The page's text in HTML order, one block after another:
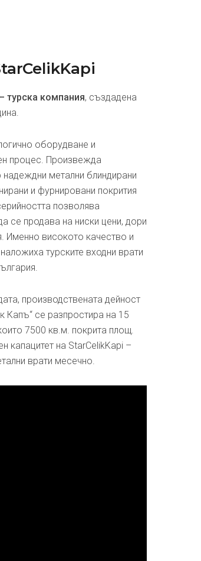
турска компания, създадена
оборудване и
процес. Произвежда
надеждни метални блиндирани
и фурнировани покрития
позволява
се продава на ниски цени, дори
Именно високото качество и
турските входни врати
производствената дейност
Капъ“ се разпростира на 15
7500 кв.м. покрита площ.
капацитет на StarCelikKapi –
врати месечно.